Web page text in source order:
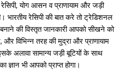
योग आसन व प्राणायाम और जड़ी
भारतीय रेसिपी की बात करे तो ट्रेडिशनल
की विस्तृत जानकारी आपको सीखने को
विभिन्न तरह की मुद्रा और प्राणायाम
अलावा सामान्य जड़ी बूटियों के साथ
ज्ञान भी आपको प्राप्त होगा।